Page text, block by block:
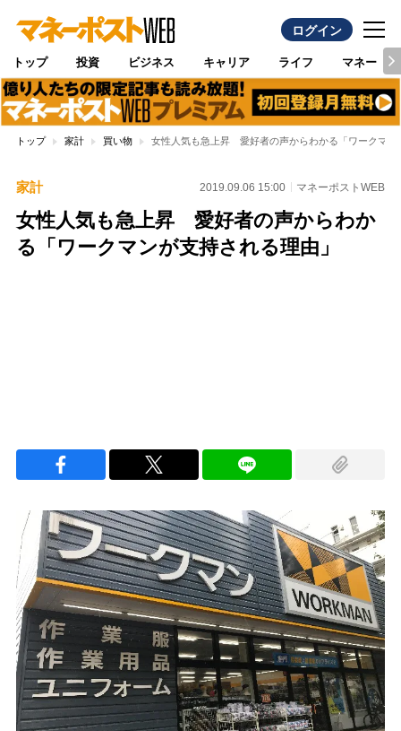
ログイン
トップ 投資 ビジネス キャリア ライフ マネー
トップ 家計 買い物 女性人気も急上昇 愛好者の声からわかる「ワークマン
家計 2019.09.06 15:00 マネーポストWEB
女性人気も急上昇 愛好者の声からわか
る「ワークマンが支持される理由」